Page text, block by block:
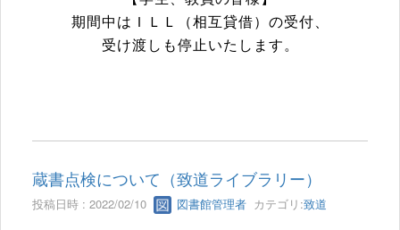
期間中はＩＬＬ（相互貸借）の受付、
受け渡しも停止いたします。
蔵書点検について（致道ライブラリー）
投稿日時 : 2022/02/10 図書館管理者 カテゴリ:致道